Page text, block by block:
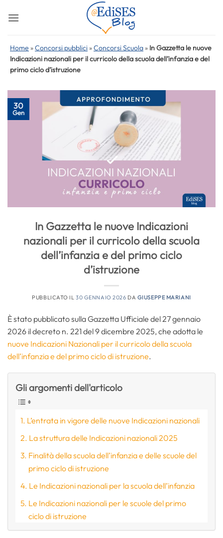
Home »Concorsi pubblici »Concorsi Scuola » In Gazzetta le nuove
Indicazioni nazionali per il curricolo della scuola dell’infanzia e del
primo ciclo d’istruzione
30
Gen
In Gazzetta le nuove Indicazioni
nazionali per il curricolo della scuola
dell’infanzia e del primo ciclo
d’istruzione
PUBBLICATO IL30 GENNAIO 2026 DA GIUSEPPE MARIANI
È stato pubblicato sulla Gazzetta Ufficiale del 27 gennaio
2026 il decreto n. 221 del 9 dicembre 2025, che adotta le
nuove Indicazioni Nazionali per il curricolo della scuola
dell’infanzia e del primo ciclo di istruzione.
Gli argomenti dell'articolo
L’entrata in vigore delle nuove Indicazioni nazionali
La struttura delle Indicazioni nazionali 2025
Finalità della scuola dell’infanzia e delle scuole del
primo ciclo di istruzione
Le Indicazioni nazionali per la scuola dell’infanzia
Le Indicazioni nazionali per le scuole del primo
ciclo di istruzione